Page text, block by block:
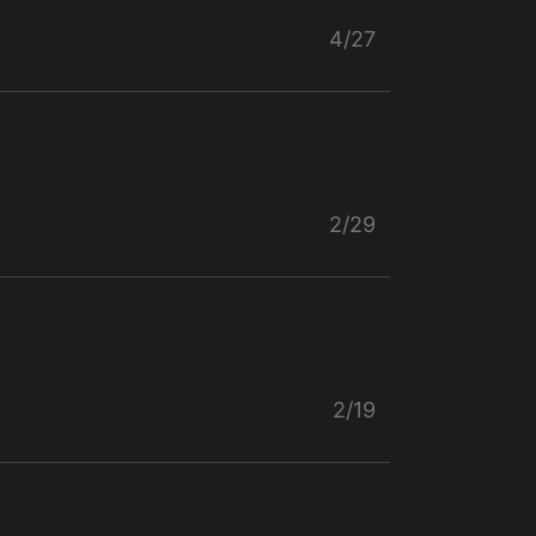
4/27
2/29
2/19